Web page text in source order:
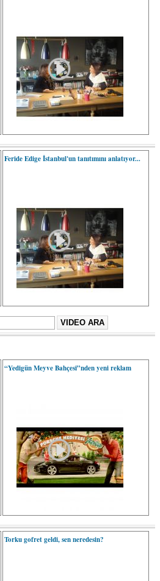
Feride Edige İstanbul'un tanıtımını anlatıyor...
“Yedigün Meyve Bahçesi”nden yeni reklam
Torku gofret geldi, sen neredesin?